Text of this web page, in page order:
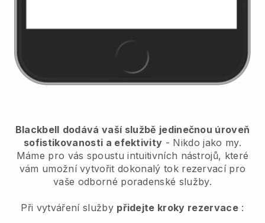
Blackbell dodává vaší službě jedinečnou úroveň
sofistikovanosti a efektivity - Nikdo jako my.
Máme pro vás spoustu intuitivních nástrojů, které
vám umožní vytvořit dokonalý tok rezervací pro
vaše odborné poradenské služby.
Při vytváření služby přidejte kroky rezervace: